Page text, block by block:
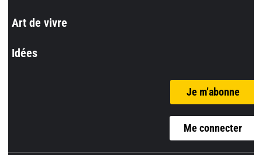
Art de vivre
Idées
Je m’abonne
Me connecter